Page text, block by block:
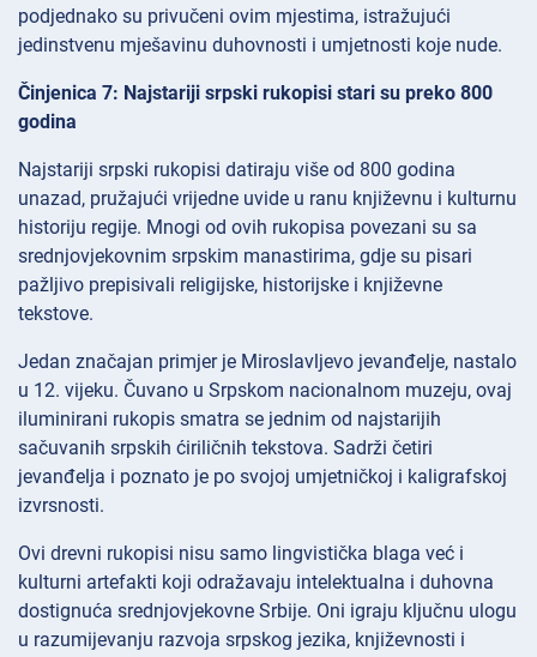
podjednako su privučeni ovim mjestima, istražujući
jedinstvenu mješavinu duhovnosti i umjetnosti koje nude.
Činjenica 7: Najstariji srpski rukopisi stari su preko 800
godina
Najstariji srpski rukopisi datiraju više od 800 godina
unazad, pružajući vrijedne uvide u ranu književnu i kulturnu
historiju regije. Mnogi od ovih rukopisa povezani su sa
srednjovjekovnim srpskim manastirima, gdje su pisari
pažljivo prepisivali religijske, historijske i književne
tekstove.
Jedan značajan primjer je Miroslavljevo jevanđelje, nastalo
u 12. vijeku. Čuvano u Srpskom nacionalnom muzeju, ovaj
iluminirani rukopis smatra se jednim od najstarijih
sačuvanih srpskih ćiriličnih tekstova. Sadrži četiri
jevanđelja i poznato je po svojoj umjetničkoj i kaligrafskoj
izvrsnosti.
Ovi drevni rukopisi nisu samo lingvistička blaga već i
kulturni artefakti koji odražavaju intelektualna i duhovna
dostignuća srednjovjekovne Srbije. Oni igraju ključnu ulogu
u razumijevanju razvoja srpskog jezika, književnosti i